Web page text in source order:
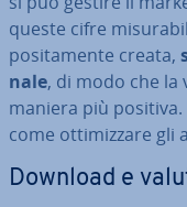
queste cifre
po­si­ta­men­te creata,
na­le, di modo che la
maniera più
come ot­ti­miz­za­re gli
Download e